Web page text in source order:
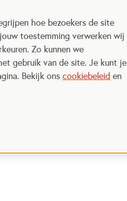
hoe bezoekers de site
toestemming verwerken wij
Zo kunnen we
gebruik van de site. Je kunt je
Bekijk ons cookiebeleid en